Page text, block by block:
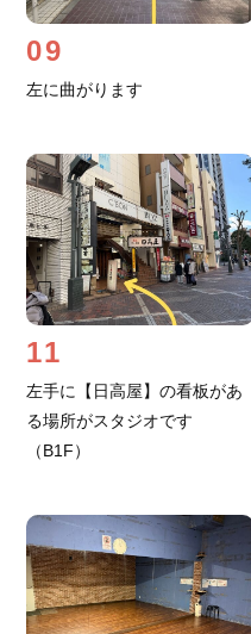
09
左に曲がります
11
左手に【日高屋】の看板があ
る場所がスタジオです
（B1F）